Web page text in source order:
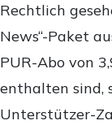
Rechtlich
News“-Paket
PUR-Abo von
enthalten sind,
Unterstützer-